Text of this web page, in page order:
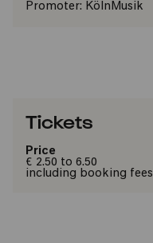
Promoter: KölnMusik
Tickets
Price
€ 2.50 to 6.50
including booking fees